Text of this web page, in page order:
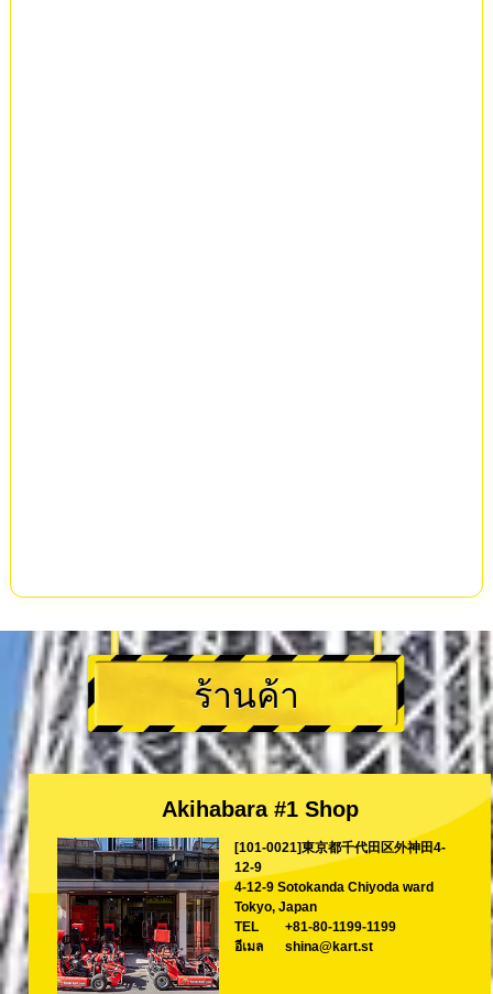
ร้านค้า
Akihabara #1 Shop
[101-0021]東京都千代田区外神田4-
12-9
4-12-9 Sotokanda Chiyoda ward
Tokyo, Japan
TEL
+81-80-1199-1199
อีเมล
shina@kart.st